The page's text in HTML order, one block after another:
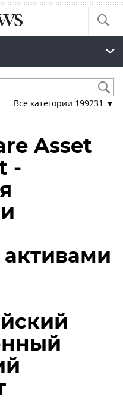
Все категории 199231 ▼
Asset
-